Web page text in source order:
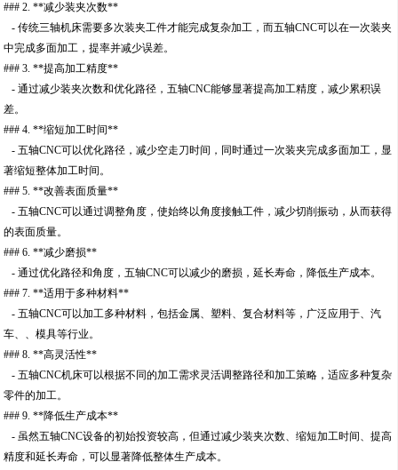
### 2. **减少装夹次数**
- 传统三轴机床需要多次装夹工件才能完成复杂加工，而五轴CNC可以在一次装夹
中完成多面加工，提率并减少误差。
### 3. **提高加工精度**
- 通过减少装夹次数和优化路径，五轴CNC能够显著提高加工精度，减少累积误
差。
### 4. **缩短加工时间**
- 五轴CNC可以优化路径，减少空走刀时间，同时通过一次装夹完成多面加工，显
著缩短整体加工时间。
### 5. **改善表面质量**
- 五轴CNC可以通过调整角度，使始终以角度接触工件，减少切削振动，从而获得
的表面质量。
### 6. **减少磨损**
- 通过优化路径和角度，五轴CNC可以减少的磨损，延长寿命，降低生产成本。
### 7. **适用于多种材料**
- 五轴CNC可以加工多种材料，包括金属、塑料、复合材料等，广泛应用于、汽
车、、模具等行业。
### 8. **高灵活性**
- 五轴CNC机床可以根据不同的加工需求灵活调整路径和加工策略，适应多种复杂
零件的加工。
### 9. **降低生产成本**
- 虽然五轴CNC设备的初始投资较高，但通过减少装夹次数、缩短加工时间、提高
精度和延长寿命，可以显著降低整体生产成本。